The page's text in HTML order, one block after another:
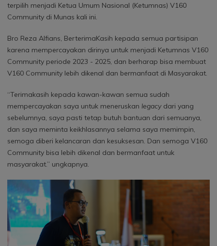
terpilih menjadi Ketua Umum Nasional (Ketumnas) V160
Community di Munas kali ini.
Bro Reza Alfians, BerterimaKasih kepada semua partisipan
karena mempercayakan dirinya untuk menjadi Ketumnas V160
Community periode 2023 - 2025, dan berharap bisa membuat
V160 Community lebih dikenal dan bermanfaat di Masyarakat.
“Terimakasih kepada kawan-kawan semua sudah
mempercayakan saya untuk meneruskan legacydari yang
sebelumnya, saya pasti tetap butuh bantuan dari semuanya,
dan saya meminta keikhlasannya selama saya memimpin,
semoga diberi kelancaran dan kesuksesan. Dan semoga V160
Community bisa lebih dikenal dan bermanfaat untuk
masyarakat.” ungkapnya.